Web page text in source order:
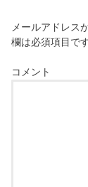
メールアドレス
欄は必須項目で
コメント